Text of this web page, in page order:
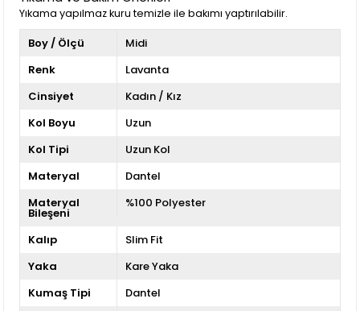
Yıkama yapılmaz kuru temizle ile bakımı yaptırılabilir.
Boy / Ölçü
Midi
Renk
Lavanta
Cinsiyet
Kadın / Kız
Kol Boyu
Uzun
Kol Tipi
Uzun Kol
Materyal
Dantel
Materyal
Bileşeni
%100 Polyester
Kalıp
Slim Fit
Yaka
Kare Yaka
Kumaş Tipi
Dantel